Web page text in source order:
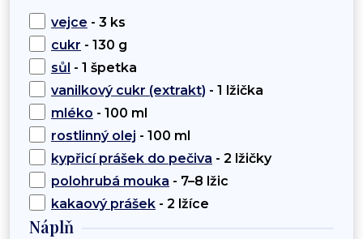
vejce - 3 ks
cukr - 130 g
sůl - 1 špetka
vanilkový cukr (extrakt) - 1 lžička
mléko - 100 ml
rostlinný olej - 100 ml
kypřicí prášek do pečiva - 2 lžičky
polohrubá mouka - 7–8 lžic
kakaový prášek - 2 lžíce
Náplň